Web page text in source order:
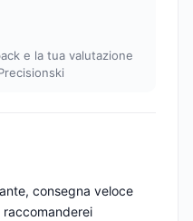
e la tua valutazione
consegna veloce